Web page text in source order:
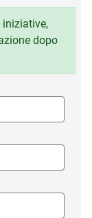
iniziative,
dopo